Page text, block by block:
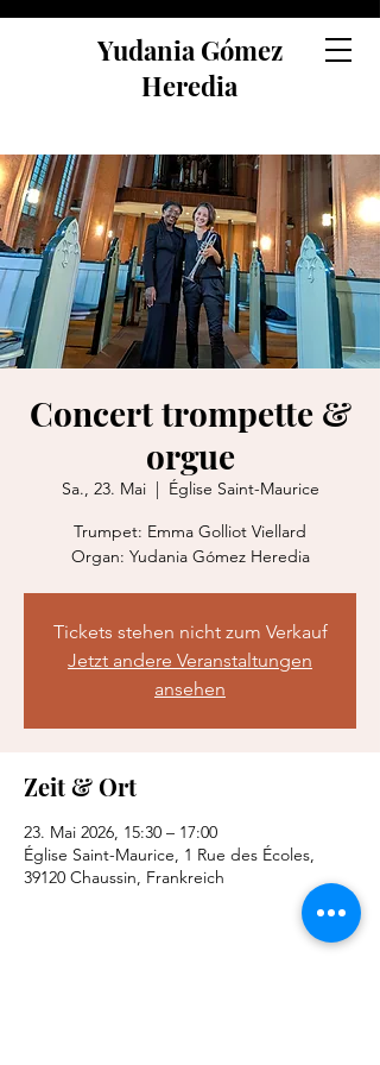
Yudania Gómez
Heredia
Concert trompette &
orgue
Sa., 23. Mai
  |
Église Saint-Maurice
Trumpet: Emma Golliot Viellard
Organ: Yudania Gómez Heredia
Tickets stehen nicht zum Verkauf
Jetzt andere Veranstaltungen
ansehen
Zeit & Ort
23. Mai 2026, 15:30 – 17:00
Église Saint-Maurice, 1 Rue des Écoles,
39120 Chaussin, Frankreich